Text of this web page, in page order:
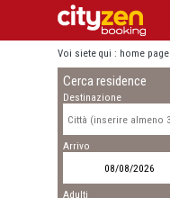
Voi siete qui : home page
poitiers
Cerca residence
Destinazione
Arrivo
Adulti